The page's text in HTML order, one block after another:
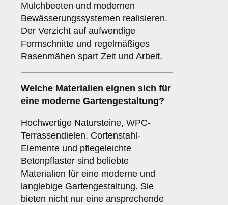
Mulchbeeten und modernen
Bewässerungssystemen realisieren.
Der Verzicht auf aufwendige
Formschnitte und regelmäßiges
Rasenmähen spart Zeit und Arbeit.
Welche Materialien eignen sich für
eine moderne Gartengestaltung?
Hochwertige Natursteine, WPC-
Terrassendielen, Cortenstahl-
Elemente und pflegeleichte
Betonpflaster sind beliebte
Materialien für eine moderne und
langlebige Gartengestaltung. Sie
bieten nicht nur eine ansprechende